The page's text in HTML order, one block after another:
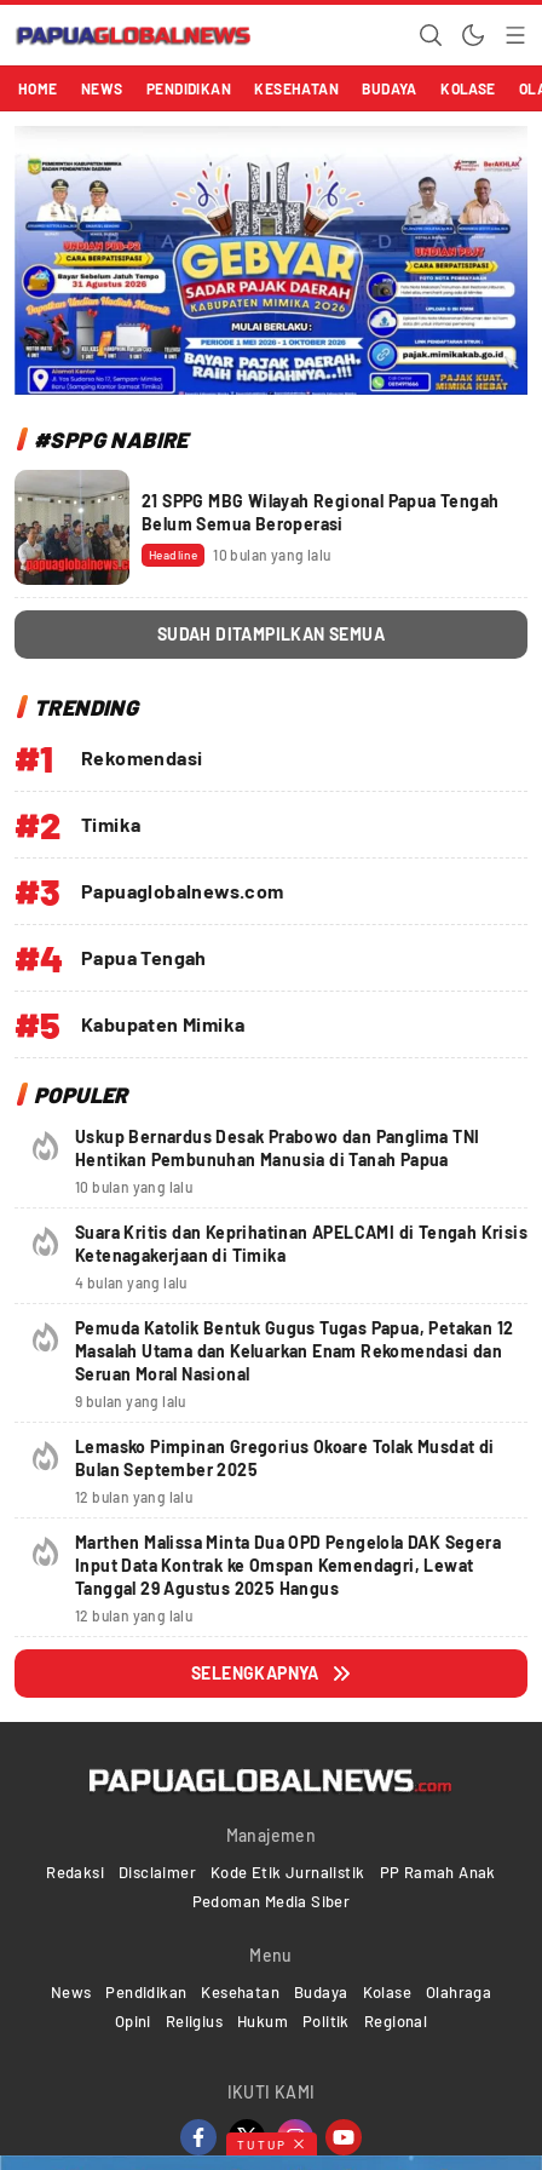
Papuaglobalnews.com
Menulis Fakta dengan Hati Bening
HOME NEWS PENDIDIKAN KESEHATAN BUDAYA KOLASE
#SPPG NABIRE
21 SPPG MBG Wilayah Regional Papua Tengah
Belum Semua Beroperasi
Headline 10 bulan yang lalu
SUDAH DITAMPILKAN SEMUA
TRENDING
#1 Rekomendasi
#2 Timika
#3 Papuaglobalnews.com
#4 Papua Tengah
#5 Kabupaten Mimika
POPULER
Uskup Bernardus Desak Prabowo dan Panglima TNI
Hentikan Pembunuhan Manusia di Tanah Papua
10 bulan yang lalu
Suara Kritis dan Keprihatinan APELCAMI di Tengah Krisis
Ketenagakerjaan di Timika
4 bulan yang lalu
Pemuda Katolik Bentuk Gugus Tugas Papua, Petakan 12
Masalah Utama dan Keluarkan Enam Rekomendasi dan
Seruan Moral Nasional
9 bulan yang lalu
Lemasko Pimpinan Gregorius Okoare Tolak Musdat di
Bulan September 2025
12 bulan yang lalu
Marthen Malissa Minta Dua OPD Pengelola DAK Segera
Input Data Kontrak ke Omspan Kemendagri, Lewat
Tanggal 29 Agustus 2025 Hangus
12 bulan yang lalu
SELENGKAPNYA
Manajemen
Redaksi Disclaimer Kode Etik Jurnalistik
PP Ramah Anak
Pedoman Media Siber
Menu
News Pendidikan Kesehatan Budaya Kolase
Olahraga
Opini
Religius Hukum Politik Regional
IKUTI KAMI
TUTUP